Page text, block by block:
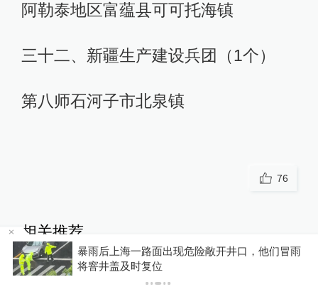
阿勒泰地区富蕴县可可托海镇
三十二、新疆生产建设兵团（1个）
第八师石河子市北泉镇
76
相关推荐
爱彼迎：第二季度净利润约8.
16亿美元，同比增长27%
冒雨
湖北老河口一灌溉水坝被村民承包隔成鱼塘，
地成立调查组